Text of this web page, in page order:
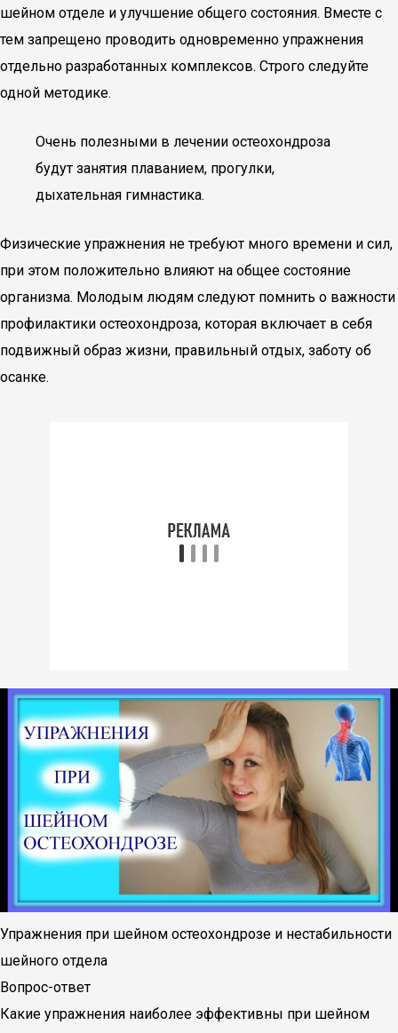
шейном отделе и улучшение общего состояния. Вместе с
тем запрещено проводить одновременно упражнения
отдельно разработанных комплексов. Строго следуйте
одной методике.
Очень полезными в лечении остеохондроза
будут занятия плаванием, прогулки,
дыхательная гимнастика.
Физические упражнения не требуют много времени и сил,
при этом положительно влияют на общее состояние
организма. Молодым людям следуют помнить о важности
профилактики остеохондроза, которая включает в себя
подвижный образ жизни, правильный отдых, заботу об
осанке.
Упражнения при шейном остеохондрозе и нестабильности
шейного отдела
Вопрос-ответ
Какие упражнения наиболее эффективны при шейном